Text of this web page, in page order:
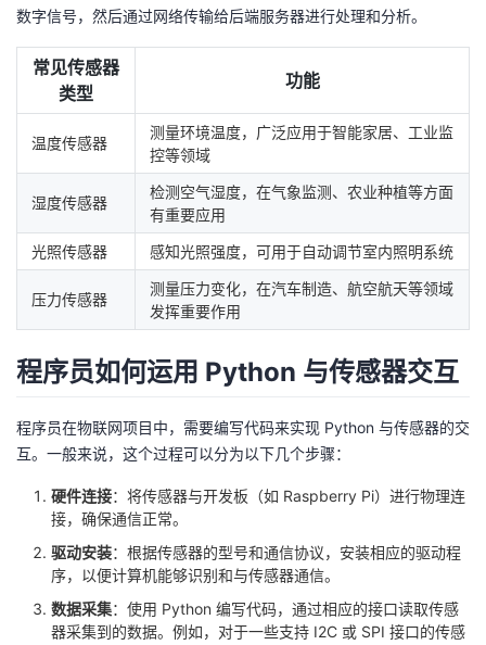
学
我
的
课
程
我
的
认
证
我
的
实
我
的
持
的
技
术
支
持
我
的
云
声
建
数字信号，然后通过网络传输给后端服务器进行处理和分析。
常见传感器
类型
功能
温度传感器
测量环境温度，广泛应用于智能家居、工业监
控等领域
湿度传感器
检测空气湿度，在气象监测、农业种植等方面
有重要应用
光照传感器
感知光照强度，可用于自动调节室内照明系统
压力传感器
测量压力变化，在汽车制造、航空航天等领域
发挥重要作用
程序员如何运用 Python 与传感器交互
程序员在物联网项目中，需要编写代码来实现 Python 与传感器的交
互。一般来说，这个过程可以分为以下几个步骤：
硬件连接：将传感器与开发板（如 Raspberry Pi）进行物理连
接，确保通信正常。
驱动安装：根据传感器的型号和通信协议，安装相应的驱动程
序，以便计算机能够识别和与传感器通信。
数据采集：使用 Python 编写代码，通过相应的接口读取传感
器采集到的数据。例如，对于一些支持 I2C 或 SPI 接口的传感